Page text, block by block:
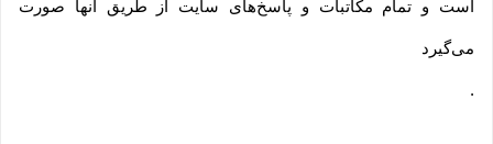
است و تمام مکاتبات و پاسخ‌های سایت از طریق آنها صورت
می‌گیرد
.